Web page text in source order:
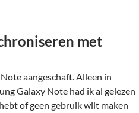
met
aangeschaft. Alleen in
Galaxy Note had ik al gelezen
of geen gebruik wilt maken